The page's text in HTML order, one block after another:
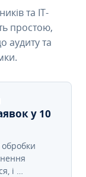
та IT-
простою,
аудиту та
у 10
і …